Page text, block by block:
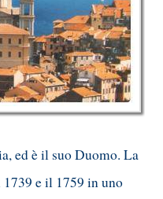
ed è il suo Duomo. La
e il 1759 in uno